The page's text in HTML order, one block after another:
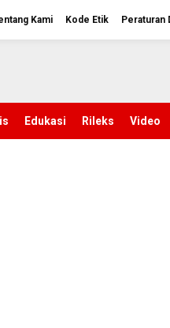
Kami Kode Etik Peraturan
Edukasi Rileks Video